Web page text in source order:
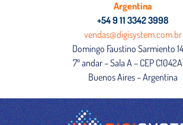
Argentina
+54 9 11 3342 3998
vendas@digisystem.com.br
Domingo Faustino Sarmiento
7º andar – Sala A – CEP
Buenos Aires – Argentina